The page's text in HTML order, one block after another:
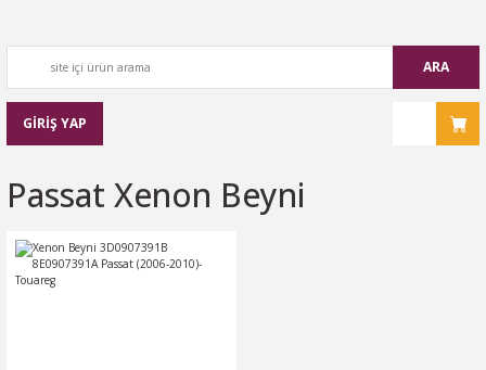
ARA
GİRİŞ YAP
Passat Xenon Beyni